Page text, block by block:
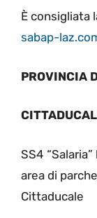
È consigliata
sabap-
PROVINCIA
SS4
area di
Cittaducale